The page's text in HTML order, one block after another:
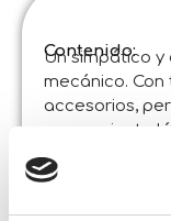
Contenido:
Un simpático
mecánico.
accesorios,
pensamiento
habilidades